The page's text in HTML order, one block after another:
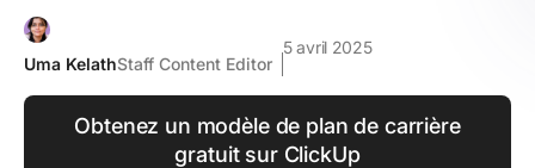
Uma KelathStaff Content Editor
5 avril 2025
Obtenez un modèle de plan de carrière
gratuit sur ClickUp